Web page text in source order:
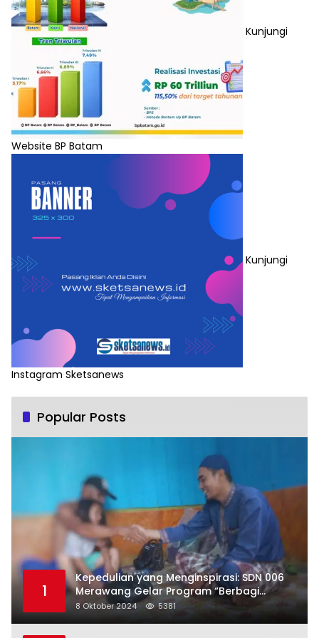
Kunjungi
Website BP Batam
Kunjungi
Instagram Sketsanews
Popular Posts
1
Kepedulian yang Menginspirasi: SDN 006
Merawang Gelar Program “Berbagi
Segenggam Beras”
8 Oktober 2024 5381